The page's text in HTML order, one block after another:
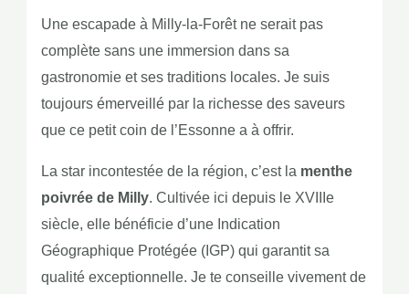
Une escapade à Milly-la-Forêt ne serait pas
complète sans une immersion dans sa
gastronomie et ses traditions locales. Je suis
toujours émerveillé par la richesse des saveurs
que ce petit coin de l’Essonne a à offrir.
La star incontestée de la région, c’est la menthe
poivrée de Milly. Cultivée ici depuis le XVIIIe
siècle, elle bénéficie d’une Indication
Géographique Protégée (IGP) qui garantit sa
qualité exceptionnelle. Je te conseille vivement de